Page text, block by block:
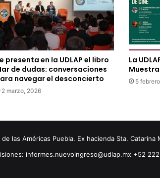
presenta en la UDLAP el libro
de dudas: conversaciones
navegar el desconcierto
2 marzo, 2026
La
5
las Américas Puebla. Ex hacienda Sta.
informes.nuevoingreso@udlap.mx +52